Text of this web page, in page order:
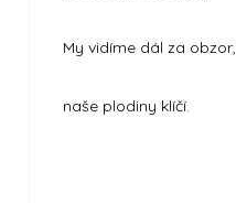
My vidíme dál za obzor,
naše plodiny klíčí.